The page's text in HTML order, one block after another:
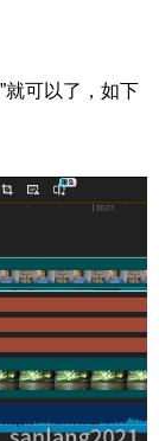
就可以了，如下